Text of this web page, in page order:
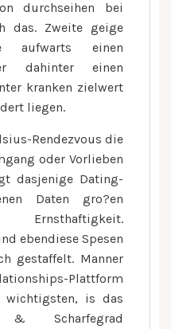
durchseihen bei
das. Zweite geige
aufwarts einen
dahinter einen
kranken zielwert
liegen.
Rendezvous die
oder Vorlieben
dasjenige Dating-
Daten gro?en
ebendiese Spesen
gestaffelt. Manner
Plattform
wichtigsten, is das
Scharfegrad